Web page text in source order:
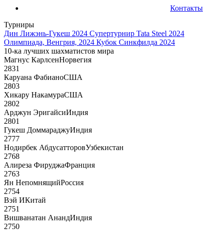
Контакты
Турниры
Дин Лижэнь-Гукеш 2024 Супертурнир Tata Steel 2024
Олимпиада, Венгрия, 2024 Кубок Синкфилда 2024
10-ка лучших шахматистов мира
Магнус КарлсенНорвегия
2831
Каруана ФабианоСША
2803
Хикару НакамураСША
2802
Арджун ЭригайсиИндия
2801
Гукеш ДоммараджуИндия
2777
Нодирбек АбдусатторовУзбекистан
2768
Алиреза ФируджаФранция
2763
Ян НепомнящийРоссия
2754
Вэй ИКитай
2751
Вишванатан АнандИндия
2750